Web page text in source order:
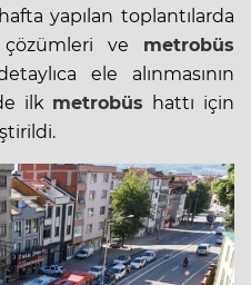
yapılan toplantılarda
çözümleri ve metrobüs
ele alınmasının
ilk metrobüs hattı için